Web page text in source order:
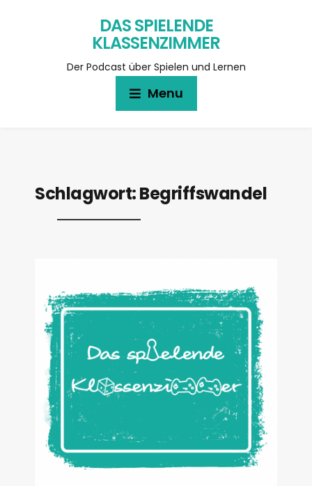
DAS SPIELENDE
KLASSENZIMMER
Der Podcast über Spielen und Lernen
Menu
Schlagwort:Begriffswandel